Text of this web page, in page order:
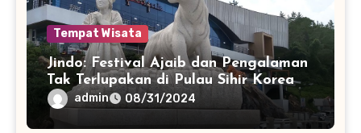
Tempat Wisata
Jindo: Festival Ajaib dan Pengalaman
Tak Terlupakan di Pulau Sihir Korea
admin 08/31/2024